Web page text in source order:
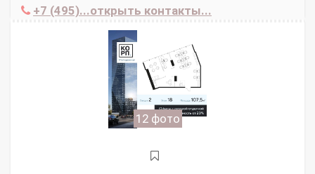
+7 (495)...открыть контакты...
12 фото